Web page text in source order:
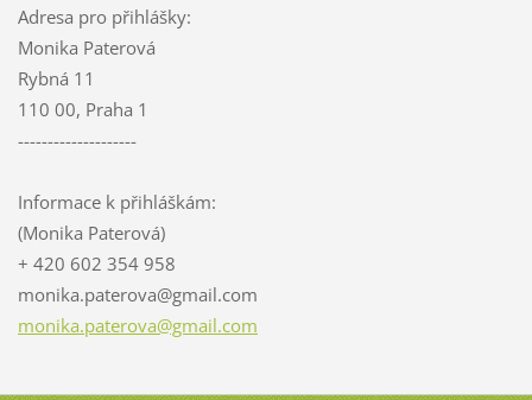
Adresa pro přihlášky:
Monika Paterová
Rybná 11
110 00, Praha 1
--------------------
Informace k přihláškám:
(Monika Paterová)
+ 420 602 354 958
monika.paterova@gmail.com
monika.paterova@gmail.com